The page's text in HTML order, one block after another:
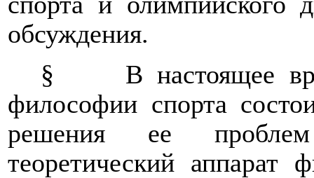
обсуждения.
§
В настоящее
философии спорта
решения ее
теоретический